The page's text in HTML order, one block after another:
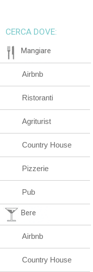
CERCA DOVE:
Mangiare
Airbnb
Ristoranti
Agriturist
Country House
Pizzerie
Pub
Bere
Airbnb
Country House